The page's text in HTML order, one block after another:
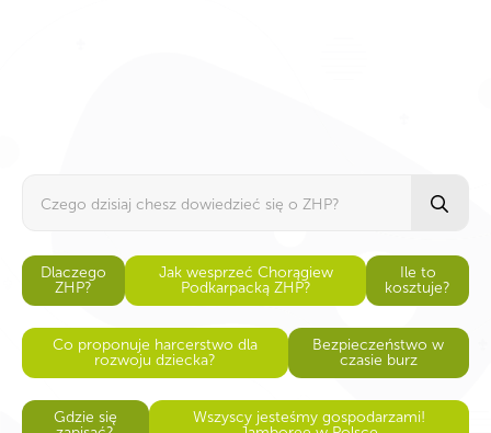
Dlaczego
ZHP?
Jak wesprzeć Chorągiew
Podkarpacką ZHP?
Ile to
kosztuje?
Co proponuje harcerstwo dla
rozwoju dziecka?
Bezpieczeństwo w
czasie burz
Gdzie się
Wszyscy jesteśmy gospodarzami!